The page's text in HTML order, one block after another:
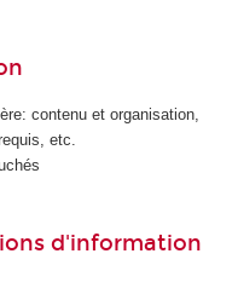
contenu et organisation,
etc.
d'information